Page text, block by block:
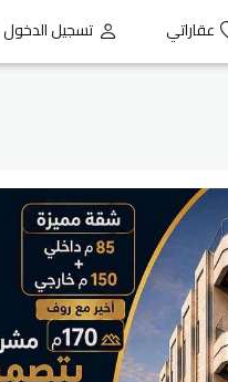
عقاراتي تسجيل الدخول